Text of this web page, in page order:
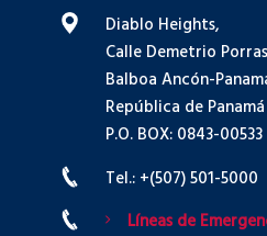
Diablo Heights,
Calle Demetrio
Balboa Ancón-
República de Panamá
P.O. BOX: 0843-00533
Tel.: +(507) 501-5000
Líneas de